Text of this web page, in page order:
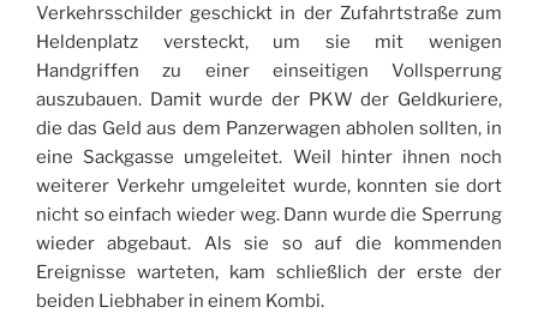
Verkehrsschilder geschickt in der Zufahrtstraße zum
Heldenplatz versteckt, um sie mit wenigen
Handgriffen zu einer einseitigen Vollsperrung
auszubauen. Damit wurde der PKW der Geldkuriere,
die das Geld aus dem Panzerwagen abholen sollten, in
eine Sackgasse umgeleitet. Weil hinter ihnen noch
weiterer Verkehr umgeleitet wurde, konnten sie dort
nicht so einfach wieder weg. Dann wurde die Sperrung
wieder abgebaut. Als sie so auf die kommenden
Ereignisse warteten, kam schließlich der erste der
beiden Liebhaber in einem Kombi.